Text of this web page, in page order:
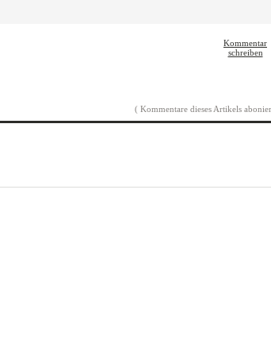
Kommentar
schreiben
( Kommentare dieses Artikels